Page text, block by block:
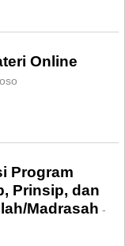
Online
Program
Prinsip, dan
Madrasah -